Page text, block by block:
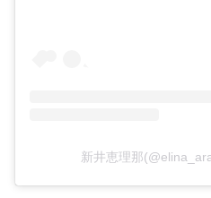
新井恵理那